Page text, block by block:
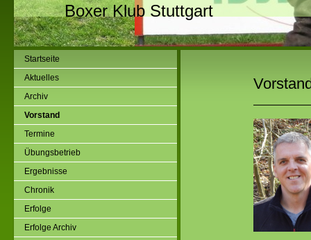
Boxer Klub Stuttgart
Startseite
Aktuelles
Archiv
Vorstand
Termine
Übungsbetrieb
Ergebnisse
Chronik
Erfolge
Erfolge Archiv